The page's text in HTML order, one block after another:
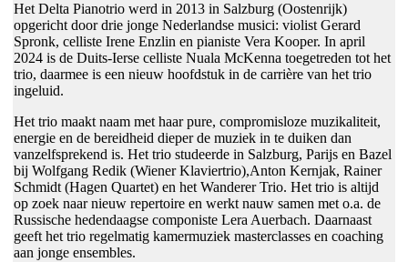
Het Delta Pianotrio werd in 2013 in Salzburg (Oostenrijk)
opgericht door drie jonge Nederlandse musici: violist Gerard
Spronk, celliste Irene Enzlin en pianiste Vera Kooper. In april
2024 is de Duits-Ierse celliste Nuala McKenna toegetreden tot het
trio, daarmee is een nieuw hoofdstuk in de carrière van het trio
ingeluid.
Het trio maakt naam met haar pure, compromisloze muzikaliteit,
energie en de bereidheid dieper de muziek in te duiken dan
vanzelfsprekend is. Het trio studeerde in Salzburg, Parijs en Bazel
bij Wolfgang Redik (Wiener Klaviertrio),Anton Kernjak, Rainer
Schmidt (Hagen Quartet) en het Wanderer Trio. Het trio is altijd
op zoek naar nieuw repertoire en werkt nauw samen met o.a. de
Russische hedendaagse componiste Lera Auerbach. Daarnaast
geeft het trio regelmatig kamermuziek masterclasses en coaching
aan jonge ensembles.